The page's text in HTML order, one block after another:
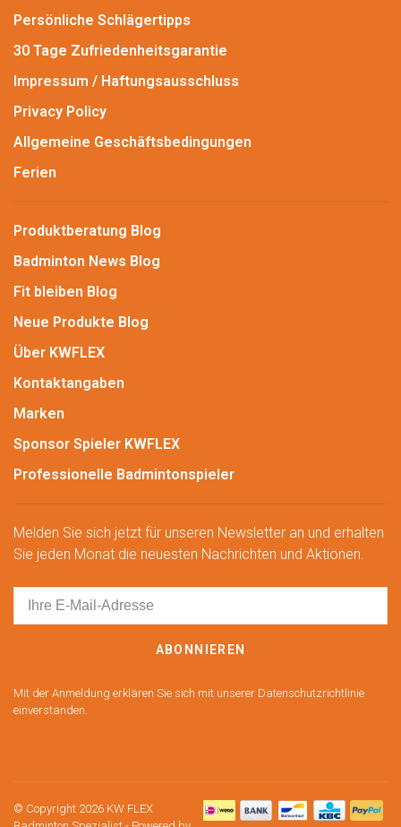
Persönliche Schlägertipps
30 Tage Zufriedenheitsgarantie
Impressum / Haftungsausschluss
Privacy Policy
Allgemeine Geschäftsbedingungen
Ferien
Produktberatung Blog
Badminton News Blog
Fit bleiben Blog
Neue Produkte Blog
Über KWFLEX
Kontaktangaben
Marken
Sponsor Spieler KWFLEX
Professionelle Badmintonspieler
Melden Sie sich jetzt für unseren Newsletter an und erhalten
Sie jeden Monat die neuesten Nachrichten und Aktionen.
ABONNIEREN
Mit der Anmeldung erklären Sie sich mit unserer Datenschutzrichtlinie
einverstanden.
© Copyright 2026 KW FLEX